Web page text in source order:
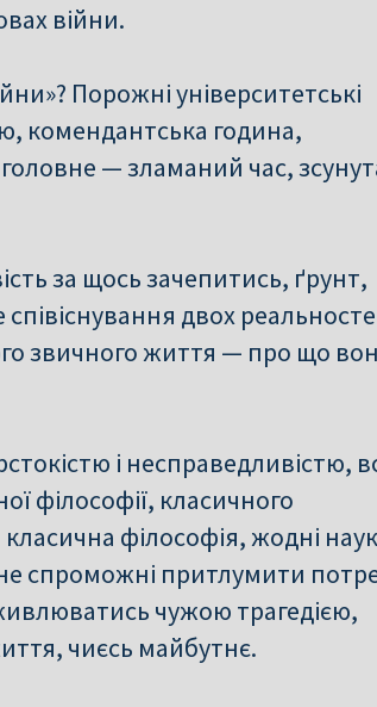
війни.
Порожні університетські
комендантська година,
— зламаний час,
за щось зачепитись, ґрунт,
двох
звичного життя — про що
і несправедливістю,
філософії, класичного
філософія, жодні
спроможні притлумити
чужою трагедією,
чиєсь майбутнє.